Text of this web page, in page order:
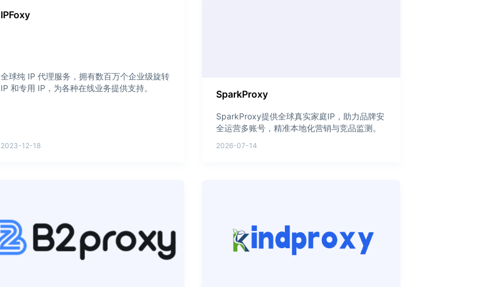
IPFoxy
全球纯 IP 代理服务，拥有数百万个企业级旋转
IP 和专用 IP，为各种在线业务提供支持。
2023-12-18
SparkProxy
SparkProxy提供全球真实家庭IP，助力品牌安
全运营多账号，精准本地化营销与竞品监测。
2026-07-14